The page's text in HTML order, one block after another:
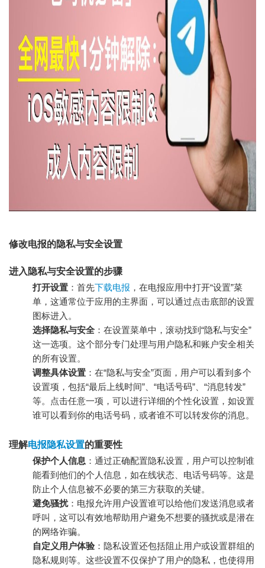
修改电报的隐私与安全设置
进入隐私与安全设置的步骤
打开设置 ：首先下载电报 ，在电报应用中打开“设置”菜
单，这通常位于应用的主界面，可以通过点击底部的设置
图标进入。
选择隐私与安全：在设置菜单中，滚动找到“隐私与安全”
这一选项。这个部分专门处理与用户隐私和账户安全相关
的所有设置。
调整具体设置 ：在“隐私与安全”页面，用户可以看到多个
设置项，包括“最后上线时间”、“电话号码”、“消息转发”
等。点击任意一项，可以进行详细的个性化设置，如设置
谁可以看到你的电话号码，或者谁不可以转发你的消息。
理解电报隐私设置的重要性
保护个人信息 ：通过正确配置隐私设置，用户可以控制谁
能看到他们的个人信息，如在线状态、电话号码等。这是
防止个人信息被不必要的第三方获取的关键。
避免骚扰：电报允许用户设置谁可以给他们发送消息或者
呼叫，这可以有效地帮助用户避免不想要的骚扰或是潜在
的网络诈骗。
自定义用户体验：隐私设置还包括阻止用户或设置群组的
隐私规则等。这些设置不仅保护了用户的隐私，也使得用